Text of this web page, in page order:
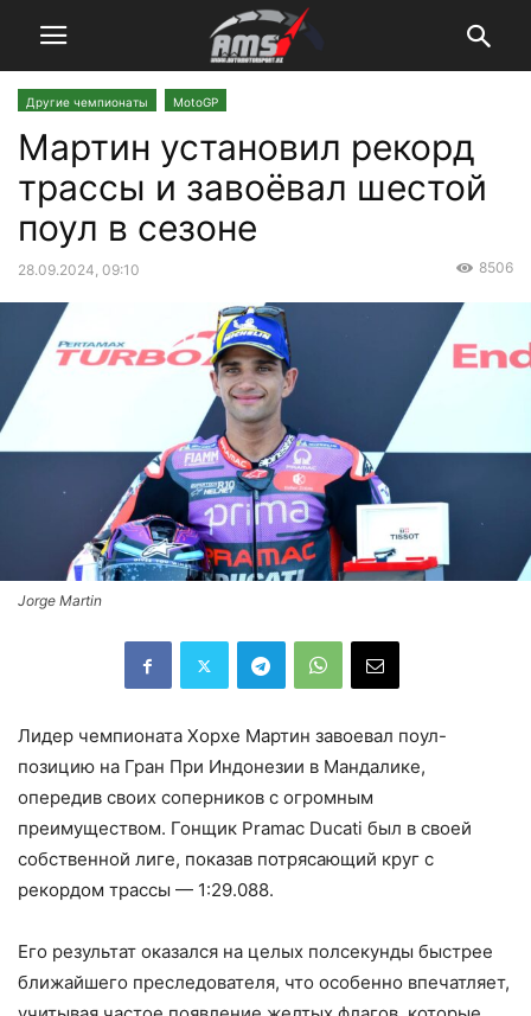
Другие чемпионаты MotoGP
Мартин установил рекорд
трассы и завоёвал шестой
поул в сезоне
28.09.2024, 09:10 8506
Jorge Martin
Лидер чемпионата Хорхе Мартин завоевал поул-
позицию на Гран При Индонезии в Мандалике,
опередив своих соперников с огромным
преимуществом. Гонщик Pramac Ducati был в своей
собственной лиге, показав потрясающий круг с
рекордом трассы — 1:29.088.
Его результат оказался на целых полсекунды быстрее
ближайшего преследователя, что особенно впечатляет,